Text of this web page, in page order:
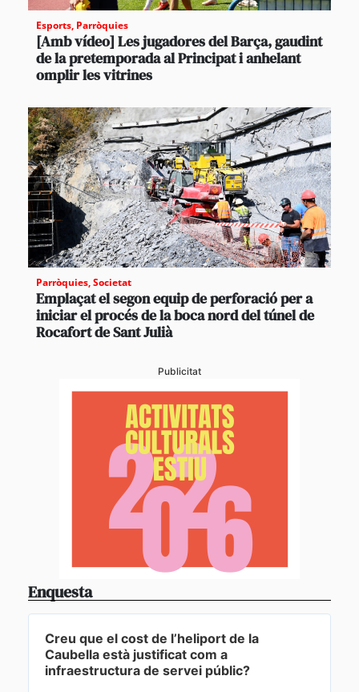
Esports, Parròquies
[Amb vídeo] Les jugadores del Barça, gaudint
de la pretemporada al Principat i anhelant
omplir les vitrines
Parròquies,Societat
Emplaçat el segon equip de perforació per a
iniciar el procés de la boca nord del túnel de
Rocafort de Sant Julià
Publicitat
Enquesta
Creu que el cost de l’heliport de la
Caubella està justificat com a
infraestructura de servei públic?